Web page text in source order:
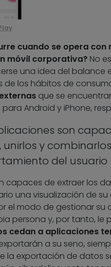
cuando se opera
móvil corporativa? No
una idea del
de los hábitos de
que se
para Android y iPhone,
son
unirlos y
del usuario
capaces de extraer los
una visualización de
el modo de gestionar
persona y, por tanto, le
cedan a aplicaciones
a su seno,
la exportación de datos